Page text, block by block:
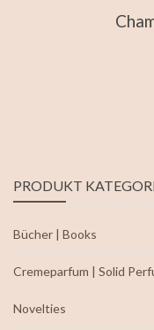
PRODUKT
Bücher | Books
Cremeparfum | Solid
Novelties